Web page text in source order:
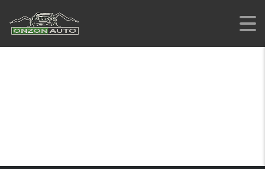
SIN RESULTADOS